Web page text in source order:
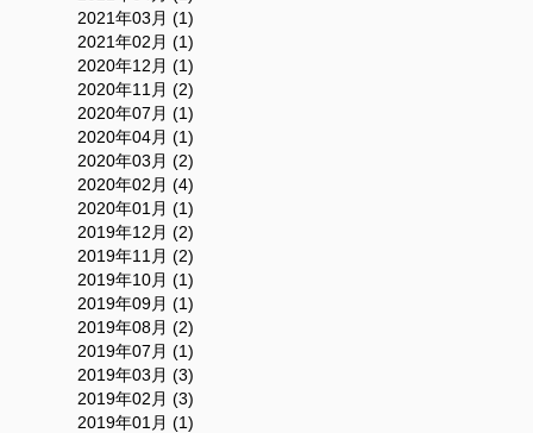
2021年03月 (1)
2021年02月 (1)
2020年12月 (1)
2020年11月 (2)
2020年07月 (1)
2020年04月 (1)
2020年03月 (2)
2020年02月 (4)
2020年01月 (1)
2019年12月 (2)
2019年11月 (2)
2019年10月 (1)
2019年09月 (1)
2019年08月 (2)
2019年07月 (1)
2019年03月 (3)
2019年02月 (3)
2019年01月 (1)